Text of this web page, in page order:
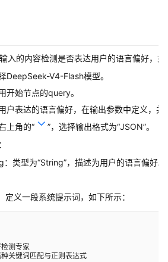
入的内容检测是否表达用户的语言偏好，
DeepSeek-V4-Flash模型。
开始节点的query。
户表达的语言偏好，在输出参数中定义，
上角的“ ”，选择输出格式为“JSON”。
：类型为“String”，描述为用户的语言偏好。
定义一段系统提示词，如下所示：
检测专家
关键词匹配与正则表达式